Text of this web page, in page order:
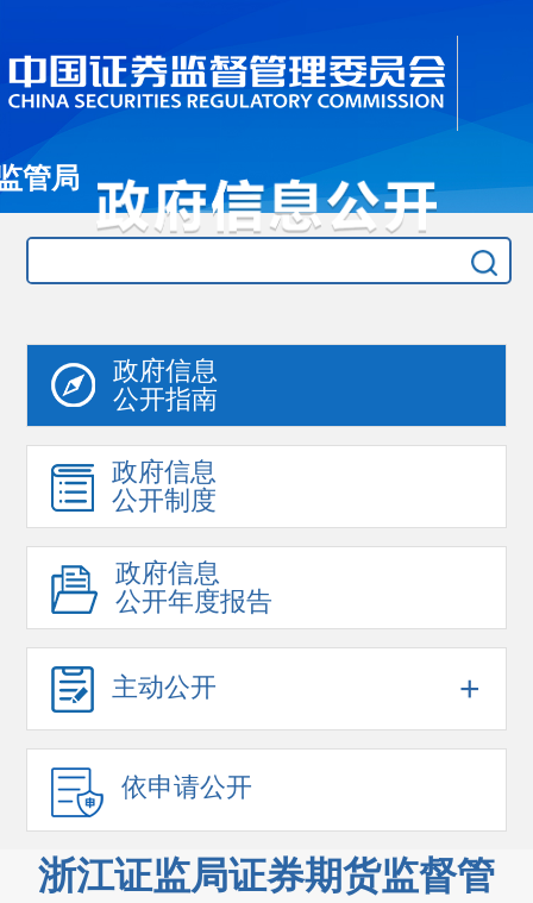
管局
政府信息
公开指南
政府信息
公开制度
政府信息
公开年度报告
主动公开 +
依申请公开
浙江证监局证券期货监督管